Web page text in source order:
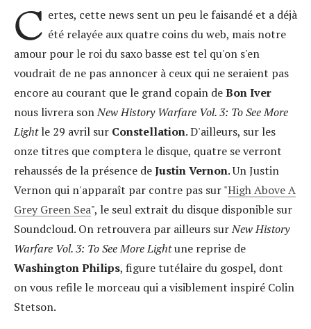
C ertes, cette news sent un peu le faisandé et a déjà
été relayée aux quatre coins du web, mais notre
amour pour le roi du saxo basse est tel qu'on s'en
voudrait de ne pas annoncer à ceux qui ne seraient pas
encore au courant que le grand copain deBon Iver
nous livrera sonNew History Warfare Vol. 3: To See More
Lightle 29 avril sur Constellation. D'ailleurs, sur les
onze titres que comptera le disque, quatre se verront
rehaussés de la présence deJustin Vernon. Un Justin
Vernon qui n'apparaît par contre pas sur "High Above A
Grey Green Sea", le seul extrait du disque disponible sur
Soundcloud. On retrouvera par ailleurs surNew History
Warfare Vol. 3: To See More Lightune reprise de
Washington Philips, figure tutélaire du gospel, dont
on vous refile le morceau qui a visiblement inspiré Colin
Stetson.